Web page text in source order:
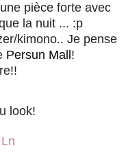
pièce forte avec
la nuit ... :p
kimono.. Je pense
Persun Mall !
look!